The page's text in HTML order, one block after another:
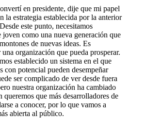
en presidente, dije que mi papel
la estrategia establecida por la anterior
este punto, necesitamos
joven como una nueva generación que
de nuevas ideas. Es
organización que pueda prosperar.
establecido un sistema en el que
con potencial pueden desempeñar
ser complicado de ver desde fuera
nuestra organización ha cambiado
queremos que más desarrolladores de
a conocer, por lo que vamos a
abierta al público.